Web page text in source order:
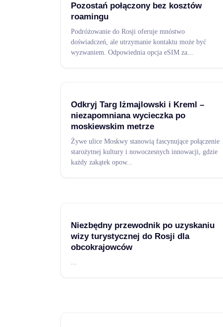
Pozostań połączony bez kosztów
roamingu
Podróżowanie do Rosji oferuje mnóstwo
doświadczeń, ale utrzymanie kontaktu może być
wyzwaniem. Odpowiednia opcja eSIM za
Odkryj Targ Iżmajlowski i Kreml –
niezapomniana wycieczka po
moskiewskim metrze
Żywe ulice Moskwy stanowią fascynujące połączenie
starożytnej kultury i nowoczesnych innowacji, gdzie
każdy zakątek opow...
Niezbędny przewodnik po uzyskaniu
wizy turystycznej do Rosji dla
obcokrajowców